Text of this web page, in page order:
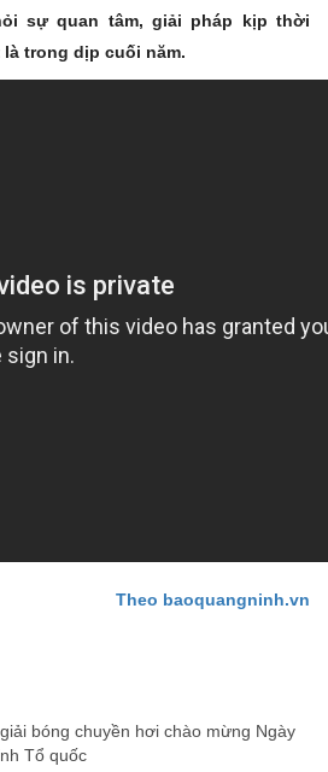
sự quan tâm, giải pháp kịp thời
trong dịp cuối năm.
Theo baoquangninh.vn
bóng chuyền hơi chào mừng Ngày
Tổ quốc